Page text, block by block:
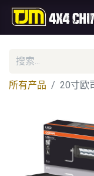
所有产品 20寸欧